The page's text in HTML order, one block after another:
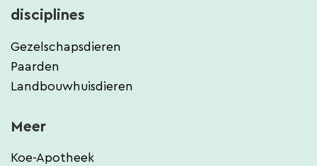
disciplines
Gezelschapsdieren
Paarden
Landbouwhuisdieren
Meer
Koe-Apotheek